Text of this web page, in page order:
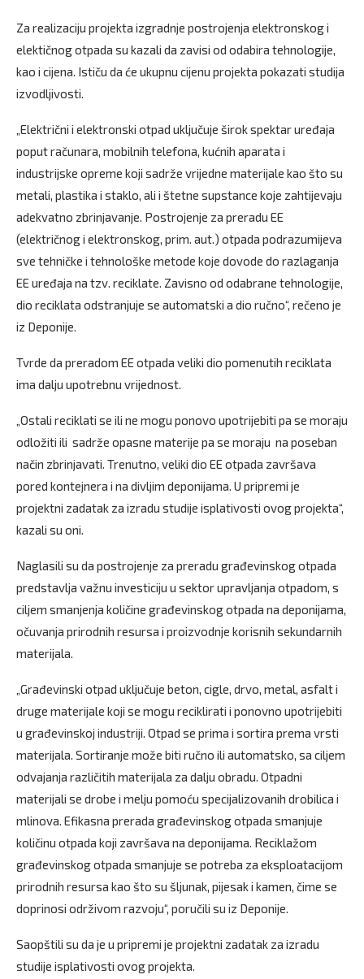
Za realizaciju projekta izgradnje postrojenja elektronskog i
elektičnog otpada su kazali da zavisi od odabira tehnologije,
kao i cijena. Ističu da će ukupnu cijenu projekta pokazati studija
izvodljivosti.
„Električni i elektronski otpad uključuje širok spektar uređaja
poput računara, mobilnih telefona, kućnih aparata i
industrijske opreme koji sadrže vrijedne materijale kao što su
metali, plastika i staklo, ali i štetne supstance koje zahtijevaju
adekvatno zbrinjavanje. Postrojenje za preradu EE
(električnog i elektronskog, prim. aut.) otpada podrazumijeva
sve tehničke i tehnološke metode koje dovode do razlaganja
EE uređaja na tzv. reciklate. Zavisno od odabrane tehnologije,
dio reciklata odstranjuje se automatski a dio ručno“, rečeno je
iz Deponije.
Tvrde da preradom EE otpada veliki dio pomenutih reciklata
ima dalju upotrebnu vrijednost.
„Ostali reciklati se ili ne mogu ponovo upotrijebiti pa se moraju
odložiti ili sadrže opasne materije pa se moraju na poseban
način zbrinjavati. Trenutno, veliki dio EE otpada završava
pored kontejnera i na divljim deponijama. U pripremi je
projektni zadatak za izradu studije isplativosti ovog projekta“,
kazali su oni.
Naglasili su da postrojenje za preradu građevinskog otpada
predstavlja važnu investiciju u sektor upravljanja otpadom, s
ciljem smanjenja količine građevinskog otpada na deponijama,
očuvanja prirodnih resursa i proizvodnje korisnih sekundarnih
materijala.
„Građevinski otpad uključuje beton, cigle, drvo, metal, asfalt i
druge materijale koji se mogu reciklirati i ponovno upotrijebiti
u građevinskoj industriji. Otpad se prima i sortira prema vrsti
materijala. Sortiranje može biti ručno ili automatsko, sa ciljem
odvajanja različitih materijala za dalju obradu. Otpadni
materijali se drobe i melju pomoću specijalizovanih drobilica i
mlinova. Efikasna prerada građevinskog otpada smanjuje
količinu otpada koji završava na deponijama. Reciklažom
građevinskog otpada smanjuje se potreba za eksploatacijom
prirodnih resursa kao što su šljunak, pijesak i kamen, čime se
doprinosi održivom razvoju“, poručili su iz Deponije.
Saopštili su da je u pripremi je projektni zadatak za izradu
studije isplativosti ovog projekta.